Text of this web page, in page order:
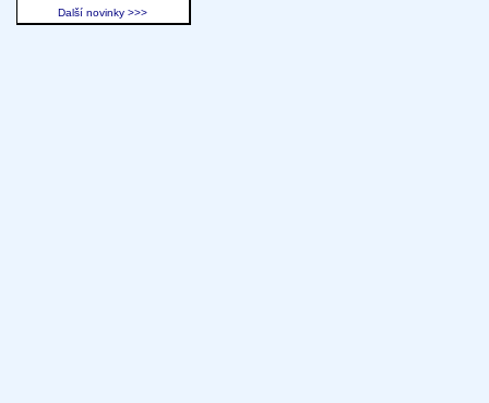
Další novinky >>>